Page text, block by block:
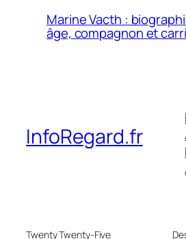
Marine Vacth :
âge, compagnon et
InfoRegard.fr
Twenty Twenty-Five